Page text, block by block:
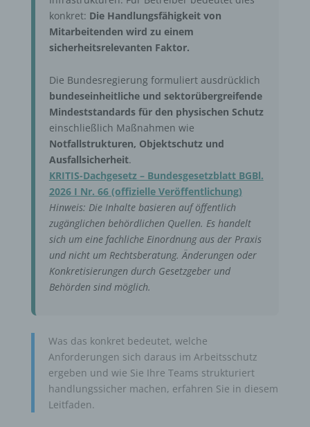
konkret: Die Handlungsfähigkeit von
Mitarbeitenden wird zu einem
sicherheitsrelevanten Faktor.
Die Bundesregierung formuliert ausdrücklich
bundeseinheitliche und sektorübergreifende
Mindeststandards für den physischen Schutz
einschließlich Maßnahmen wie
Notfallstrukturen, Objektschutz und
Ausfallsicherheit.
KRITIS-Dachgesetz – Bundesgesetzblatt BGBl.
2026 I Nr. 66 (offizielle Veröffentlichung)
Hinweis: Die Inhalte basieren auf öffentlich
zugänglichen behördlichen Quellen. Es handelt
sich um eine fachliche Einordnung aus der Praxis
und nicht um Rechtsberatung. Änderungen oder
Konkretisierungen durch Gesetzgeber und
Behörden sind möglich.
Was das konkret bedeutet, welche
Anforderungen sich daraus im Arbeitsschutz
ergeben und wie Sie Ihre Teams strukturiert
handlungssicher machen, erfahren Sie in diesem
Leitfaden.